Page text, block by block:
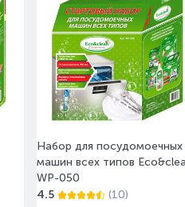
Набор для посудомоечных
машин всех типов
WP-050
4.5
(10)